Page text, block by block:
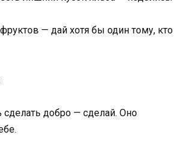
— дай хотя бы один тому, кто
добро — сделай. Оно